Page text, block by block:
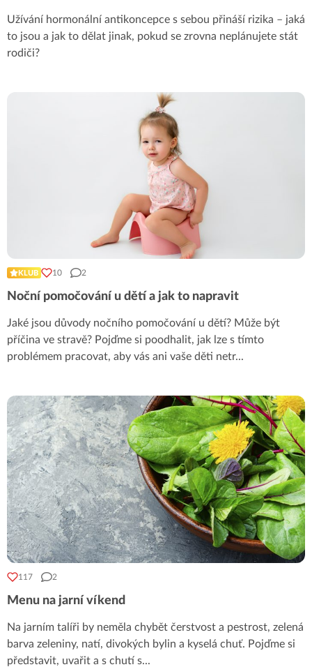
Užívání hormonální antikoncepce s sebou přináší rizika – jaká
to jsou a jak to dělat jinak, pokud se zrovna neplánujete stát
rodiči?
KLUB 10 2
Noční pomočování u dětí a jak to napravit
Jaké jsou důvody nočního pomočování u dětí? Může být
příčina ve stravě? Pojďme si poodhalit, jak lze s tímto
problémem pracovat, aby vás ani vaše děti netr...
117 2
Menu na jarní víkend
Na jarním talíři by neměla chybět čerstvost a pestrost, zelená
barva zeleniny, natí, divokých bylin a kyselá chuť. Pojďme si
představit, uvařit a s chutí s...